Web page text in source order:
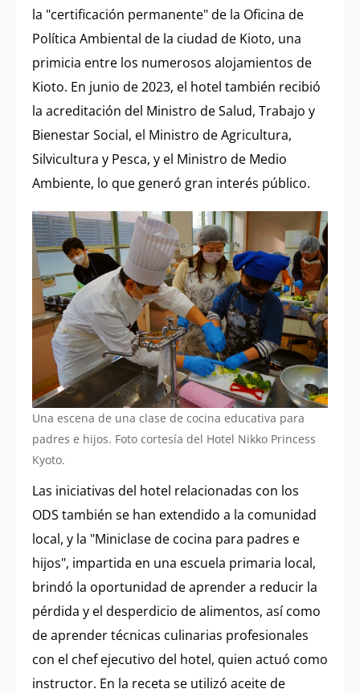
la "certificación permanente" de la Oficina de
Política Ambiental de la ciudad de Kioto, una
primicia entre los numerosos alojamientos de
Kioto. En junio de 2023, el hotel también recibió
la acreditación del Ministro de Salud, Trabajo y
Bienestar Social, el Ministro de Agricultura,
Silvicultura y Pesca, y el Ministro de Medio
Ambiente, lo que generó gran interés público.
Una escena de una clase de cocina educativa para
padres e hijos. Foto cortesía del Hotel Nikko Princess
Kyoto.
Las iniciativas del hotel relacionadas con los
ODS también se han extendido a la comunidad
local, y la "Miniclase de cocina para padres e
hijos", impartida en una escuela primaria local,
brindó la oportunidad de aprender a reducir la
pérdida y el desperdicio de alimentos, así como
de aprender técnicas culinarias profesionales
con el chef ejecutivo del hotel, quien actuó como
instructor. En la receta se utilizó aceite de